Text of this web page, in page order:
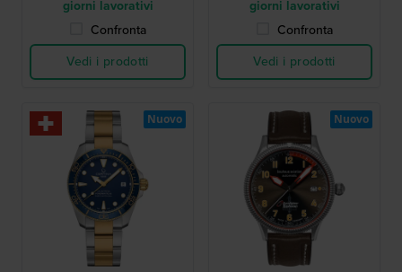
giorni lavorativi
Confronta
Vedi i prodotti
giorni lavorativi
Confronta
Vedi i prodotti
Nuovo Nuovo